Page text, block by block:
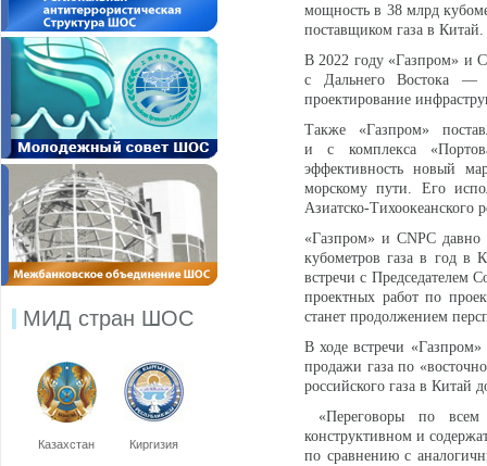
МИД стран ШОС
Казахстан Киргизия
мощность в 38 млрд
поставщиком газа в Китай.
В 2022 году «Газпром» и
с Дальнего Востока —
проектирование
Также «Газпром»
и с комплекса
эффективность новый
морскому пути. Его
Азиатско-Тихоокеанского
«Газпром» и CNPC
кубометров газа в год в
встречи с Председателем
проектных работ по
станет продолжением
В ходе встречи
продажи газа по
российского газа в Китай
«Переговоры по всем
конструктивном и
по сравнению с